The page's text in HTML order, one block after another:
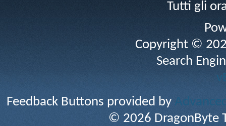
Tutti gli
Copyright ©
Search
Feedback Buttons provided by
© 2026 DragonByte